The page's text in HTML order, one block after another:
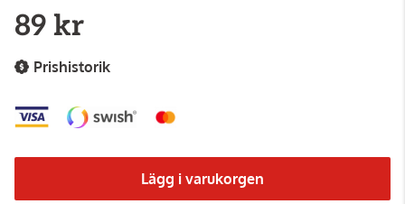
89 kr
Prishistorik
Lägg i varukorgen